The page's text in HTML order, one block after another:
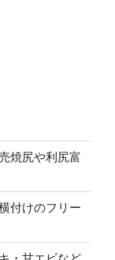
焼尻や利尻富
付けのフリー